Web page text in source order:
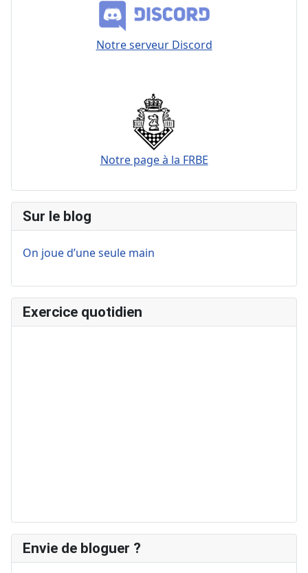
Notre serveur Discord
Notre page à la FRBE
Sur le blog
On joue d’une seule main
Exercice quotidien
Envie de bloguer ?